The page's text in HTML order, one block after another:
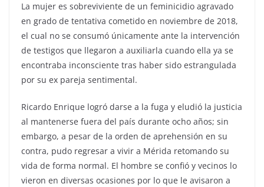
La mujer es sobreviviente de un feminicidio agravado
en grado de tentativa cometido en noviembre de 2018,
el cual no se consumó únicamente ante la intervención
de testigos que llegaron a auxiliarla cuando ella ya se
encontraba inconsciente tras haber sido estrangulada
por su ex pareja sentimental.
Ricardo Enrique logró darse a la fuga y eludió la justicia
al mantenerse fuera del país durante ocho años; sin
embargo, a pesar de la orden de aprehensión en su
contra, pudo regresar a vivir a Mérida retomando su
vida de forma normal. El hombre se confió y vecinos lo
vieron en diversas ocasiones por lo que le avisaron a